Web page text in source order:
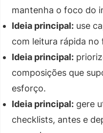
mantenha o foco do
Ideia principal: use
com leitura rápida no
Ideia principal:
composições que
esforço.
Ideia principal: gere
checklists, antes e